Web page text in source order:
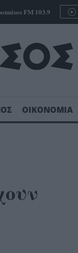
FM 103.9
ΟΙΚΟΝΟΜΙΑ